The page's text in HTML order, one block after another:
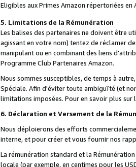
Eligibles aux Primes Amazon répertoriées en
5. Limitations de la Rémunération
Les balises des partenaires ne doivent être
agissant en votre nom) tentez de réclamer
manipulant ou en combinant des liens
Programme Club Partenaires Amazon.
Nous sommes susceptibles, de temps à
Spéciale. Afin d'éviter toute ambiguïté (et
limitations imposées. Pour en savoir plus
6. Déclaration et Versement de la
Nous déploierons des efforts
interne, et pour créer et vous fournir nos
La rémunération standard et la
locale (par exemple, en centimes pour les